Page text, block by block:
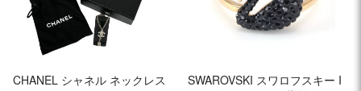
CHANEL シャネル ネックレス
SWAROVSKI スワロフスキー I